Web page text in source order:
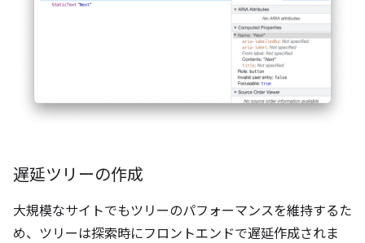
遅延ツリーの作成
大規模なサイトでもツリーのパフォーマンスを維持するた
め、ツリーは探索時にフロントエンドで遅延作成されま